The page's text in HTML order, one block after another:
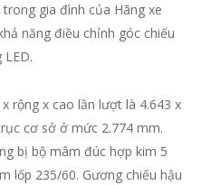
gia đình của Hãng xe
năng điều chỉnh góc chiếu
rộng x cao lần lượt là 4.643 x
cơ sở ở mức 2.774 mm.
bị bộ mâm đúc hợp kim 5
lốp 235/60. Gương chiếu hậu